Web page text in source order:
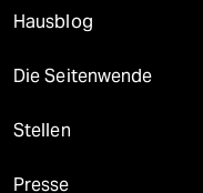
Hausblog
Die Seitenwende
Stellen
Presse